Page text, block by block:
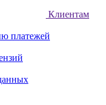
Клиентам
платежей